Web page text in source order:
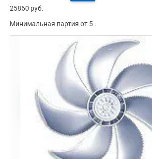
25860 руб.
Минимальная партия от 5 .